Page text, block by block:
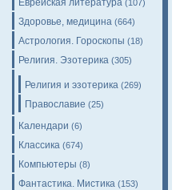
Еврейская литература (107)
Здоровье, медицина (664)
Астрология. Гороскопы (18)
Религия. Эзотерика (305)
Религия и эзотерика (269)
Православие (25)
Календари (6)
Классика (674)
Компьютеры (8)
Фантастика. Мистика (153)